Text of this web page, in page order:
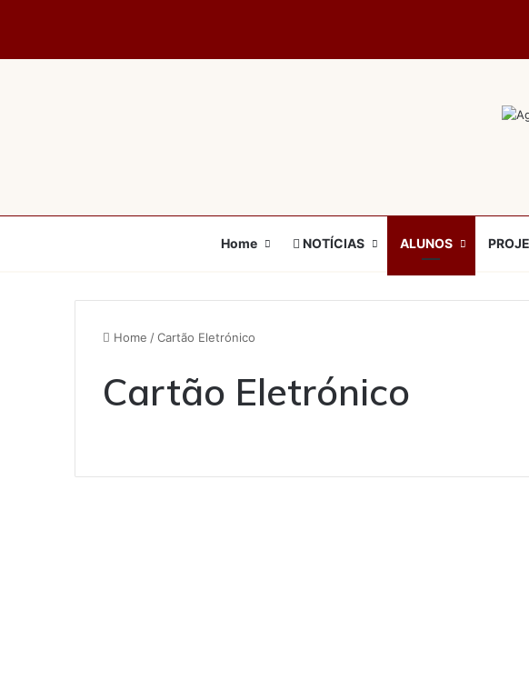
Home NOTÍCIAS ALUNOS
Home / Cartão Eletrónico
Cartão Eletrónico